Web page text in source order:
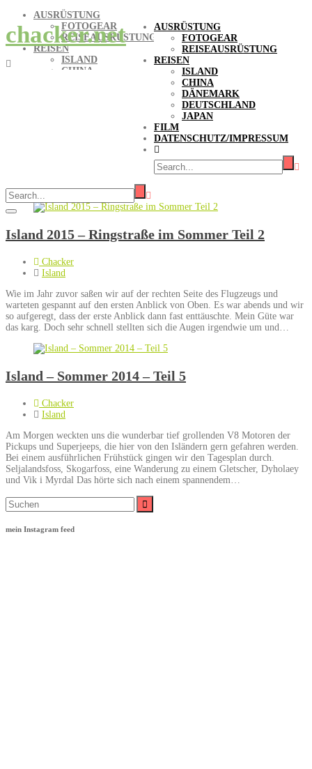
chacker.net
AUSRÜSTUNG
FOTOGEAR
REISEAUSRÜSTUNG
REISEN
ISLAND
CHINA
DÄNEMARK
DEUTSCHLAND
JAPAN
FILM
DATENSCHUTZ/IMPRESSUM
AUSRÜSTUNG
FOTOGEAR
REISEAUSRÜSTUNG
REISEN
ISLAND
CHINA
DATENSCHUTZ/IMPRESSUM
Dyrholaey
Island 2015 – Ringstraße im Sommer Teil 2
Chacker
Island
Wie im Jahr zuvor saßen wir auf der rechten Seite des Flugzeugs und
warteten gespannt auf den ersten Anblick von Oben. Es war abends und wir
so aufgeregt, dass der erste Anblick dann fast enttäuschte. Mein Güte war
das karg. Doch sehr schnell stellten sich die Augen irgendwie um und…
Island – Sommer 2014 – Teil 5
Chacker
Island
Am Morgen weckten uns die wunderbar tief grollenden V8 Motoren der
Pickups und Superjeeps, die hier von den Isländern gern gefahren werden.
Bei einem ausführlichen Frühstück gingen wir den Tagesplan durch.
Seljalandsfoss, Skogarfoss, eine Wanderung zu einem Gletscher, Dyholaey
und Vik i Myrdal Das hörte sich nach einem spannendem…
Suche
mein Instagram feed